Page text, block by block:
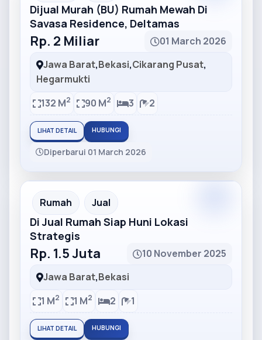
Dijual Murah (BU) Rumah Mewah Di
Savasa Residence, Deltamas
Rp. 2 Miliar
01 March 2026
Jawa Barat,Bekasi,Cikarang Pusat,
Hegarmukti
132 M2 90 M2 3 2
LIHAT DETAIL HUBUNGI
Diperbarui 01 March 2026
Partner Ad
Rumah Jual
Di Jual Rumah Siap Huni Lokasi
Strategis
Rp. 1.5 Juta
10 November 2025
Jawa Barat,Bekasi
1 M2 1 M2 2 1
LIHAT DETAIL HUBUNGI